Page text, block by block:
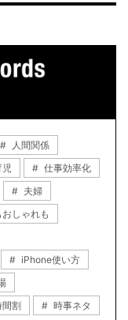
人間関係
児
仕事効率化
夫婦
しゃれも
iPhone使い方
間割
時事ネタ